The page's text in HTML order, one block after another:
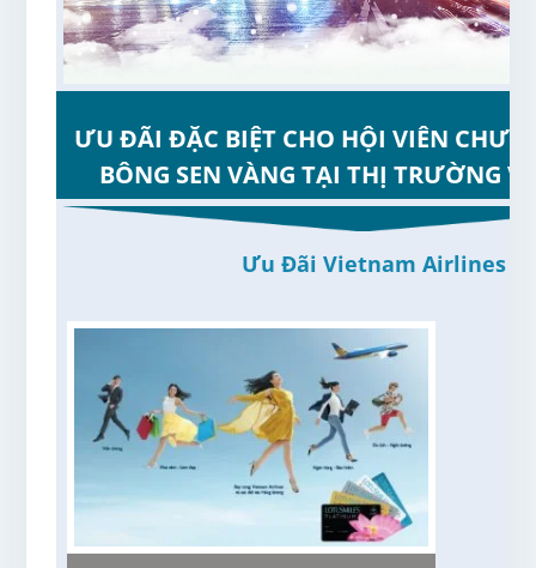
ƯU ĐÃI ĐẶC BIỆT CHO HỘI VIÊN
BÔNG SEN VÀNG TẠI THỊ TRƯỜNG
Ưu Đãi Vietnam Airlines